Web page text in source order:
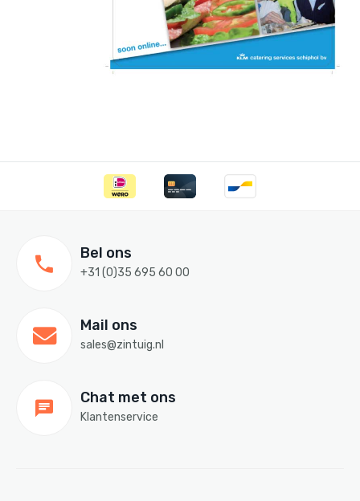
Bel ons
+31 (0)35 695 60 00
Mail ons
sales@zintuig.nl
Chat met ons
Klantenservice